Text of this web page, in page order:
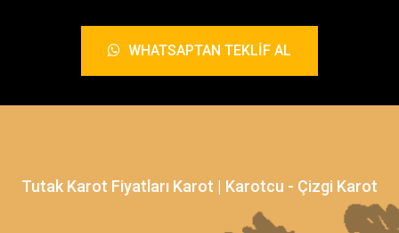
WHATSAPTAN TEKLIF AL
Tutak Karot Fiyatları Karot | Karotcu - Çizgi Karot